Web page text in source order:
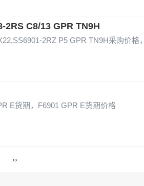
2RS C8/13 GPR TN9H
2RZ P5 GPR TN9H采购价格，
E货期，F6901 GPR E货期价格
››